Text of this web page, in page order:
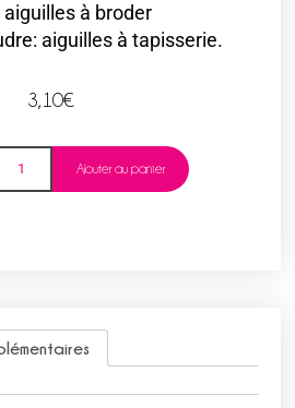
aiguilles à broder
aiguilles à tapisserie.
3,10€
Ajouter au panier